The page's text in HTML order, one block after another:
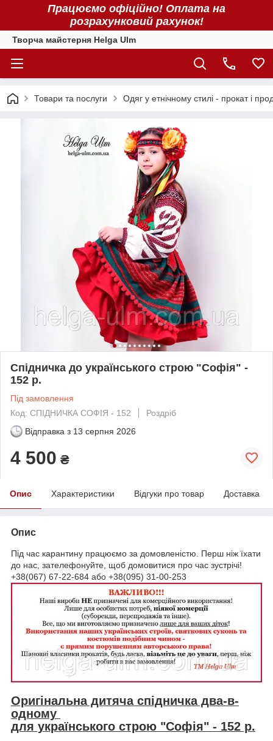
Працюємо офіційно! Оплата на
розрахунковий рахунок!
Творча майстерня Helga Ulm
Товари та послуги Одяг у етнічному стилі - прокат і
Спідничка до українського строю "Софія" -
152 р.
Під замовлення
Код: СПІДНИЧКА СОФІЯ - 152
Роздріб
Відправка з 13 серпня 2026
4 500 ₴
Опис Характеристики Відгуки про товар Доставка
Опис
Під час карантину працюємо за домовленістю. Перш ніж їхати
до нас, зателефонуйте, щоб домовитися про час зустрічі!
+38(067) 67-22-684 або +38(095) 31-00-253
Оригінальна дитяча спідничка два-в-
одному
для українського строю "Софія" - 152 р.